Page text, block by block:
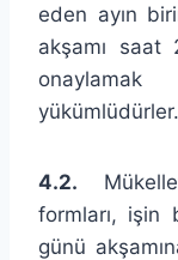
eden ayın
akşamı saat
yükümlüdürler.
4.2.
formları, işin
günü